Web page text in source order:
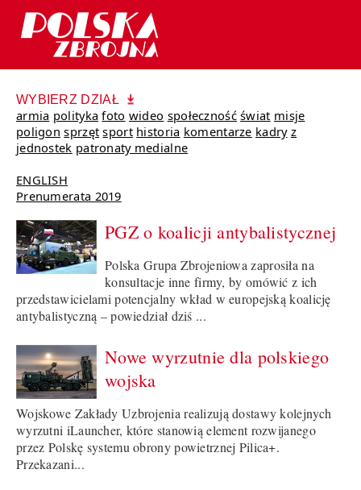
WYBIERZ DZIAŁ
armia polityka foto wideo społeczność świat misje
poligon sprzęt sport historia komentarze kadry z
jednostek patronaty medialne
ENGLISH
Prenumerata 2019
PGZ o koalicji antybalistycznej
Polska Grupa Zbrojeniowa zaprosiła na
konsultacje inne firmy, by omówić z ich
przedstawicielami potencjalny wkład w europejską koalicję
antybalistyczną – powiedział dziś ...
Nowe wyrzutnie dla polskiego
wojska
Wojskowe Zakłady Uzbrojenia realizują dostawy kolejnych
wyrzutni iLauncher, które stanowią element rozwijanego
przez Polskę systemu obrony powietrznej Pilica+.
Przekazani...